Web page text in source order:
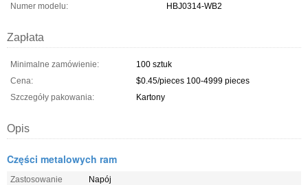
Numer modelu:
HBJ0314-WB2
Zapłata
Minimalne zamówienie:
100 sztuk
Cena:
$0.45/pieces 100-4999 pieces
Szczegóły pakowania:
Kartony
Opis
Części metalowych ram
Zastosowanie
Napój